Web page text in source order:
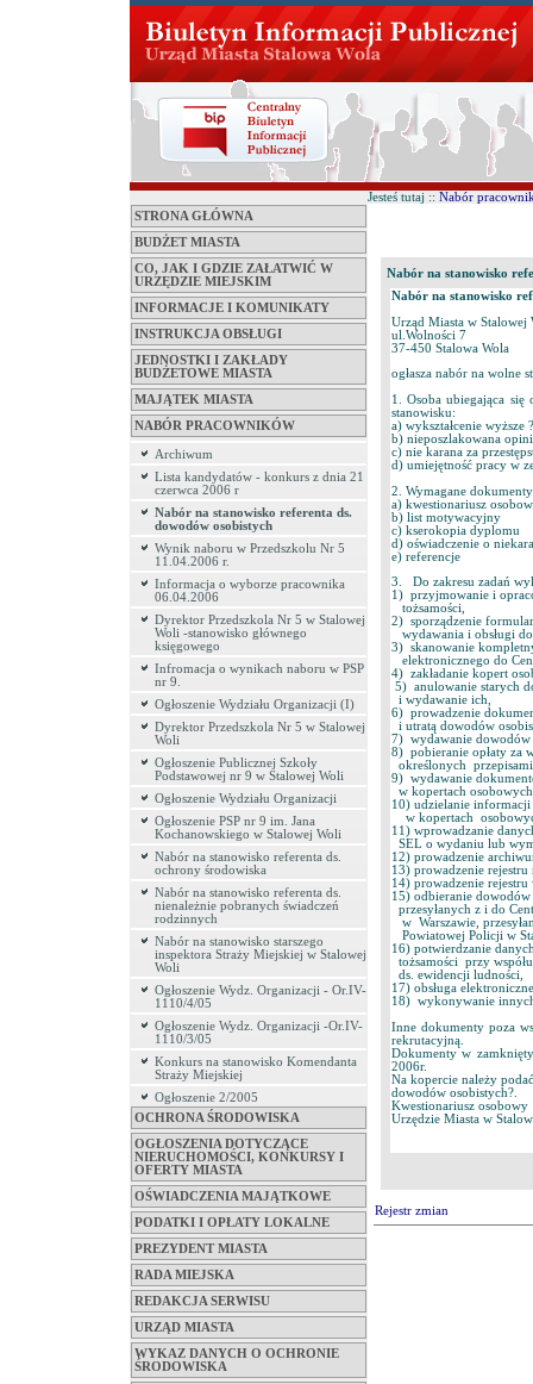
STRONA GŁÓWNA
BUDŻET MIASTA
CO, JAK I GDZIE ZAŁATWIĆ W
URZĘDZIE MIEJSKIM
INFORMACJE I KOMUNIKATY
INSTRUKCJA OBSŁUGI
JEDNOSTKI I ZAKŁADY
BUDŻETOWE MIASTA
MAJĄTEK MIASTA
NABÓR PRACOWNIKÓW
Archiwum
Lista kandydatów - konkurs z dnia 21
czerwca 2006 r
Nabór na stanowisko referenta ds.
dowodów osobistych
Wynik naboru w Przedszkolu Nr 5
11.04.2006 r.
Informacja o wyborze pracownika
06.04.2006
Dyrektor Przedszkola Nr 5 w Stalowej
Woli -stanowisko głównego
księgowego
Infromacja o wynikach naboru w PSP
nr 9.
Ogłoszenie Wydziału Organizacji (I)
Dyrektor Przedszkola Nr 5 w Stalowej
Woli
Ogłoszenie Publicznej Szkoły
Podstawowej nr 9 w Stalowej Woli
Ogłoszenie Wydziału Organizacji
Ogłoszenie PSP nr 9 im. Jana
Kochanowskiego w Stalowej Woli
Nabór na stanowisko referenta ds.
ochrony środowiska
Nabór na stanowisko referenta ds.
nienależnie pobranych świadczeń
rodzinnych
Nabór na stanowisko starszego
inspektora Straży Miejskiej w Stalowej
Woli
Ogłoszenie Wydz. Organizacji - Or.IV-
1110/4/05
Ogłoszenie Wydz. Organizacji -Or.IV-
1110/3/05
Konkurs na stanowisko Komendanta
Straży Miejskiej
Ogłoszenie 2/2005
OCHRONA ŚRODOWISKA
OGŁOSZENIA DOTYCZĄCE
NIERUCHOMOŚCI, KONKURSY I
OFERTY MIASTA
OŚWIADCZENIA MAJĄTKOWE
PODATKI I OPŁATY LOKALNE
PREZYDENT MIASTA
RADA MIEJSKA
REDAKCJA SERWISU
URZĄD MIASTA
WYKAZ DANYCH O OCHRONIE
ŚRODOWISKA
Jesteś tutaj :: Nabór
Nabór na stanowisko
Nabór na stanowisko
Urząd Miasta w Stalowej
ul.Wolności 7
37-450 Stalowa Wola
ogłasza nabór na wolne
1. Osoba ubiegająca się
stanowisku:
a) wykształcenie wyższe
b) nieposzlakowana
c) nie karana za
d) umiejętność pracy w
2. Wymagane
a) kwestionariusz
b) list motywacyjny
c) kserokopia dyplomu
d) oświadczenie o
e) referencje
3. Do zakresu zadań
1) przyjmowanie i
tożsamości,
2) sporządzenie
wydawania i obsługi
3) skanowanie
elektronicznego do
4) zakładanie kopert
5) anulowanie starych
i wydawanie ich,
6) prowadzenie
i utratą dowodów
7) wydawanie dowodów
8) pobieranie opłaty za
określonych przepisami
9) wydawanie
w kopertach
10) udzielanie
w kopertach
11) wprowadzanie
SEL o wydaniu lub
12) prowadzenie
13) prowadzenie
14) prowadzenie
15) odbieranie dowodów
przesyłanych z i do
w Warszawie,
Powiatowej Policji w
16) potwierdzanie
tożsamości przy
ds. ewidencji ludności,
17) obsługa
18) wykonywanie
Inne dokumenty poza
rekrutacyjną.
Dokumenty w
2006r.
Na kopercie należy
dowodów osobistych?.
Kwestionariusz
Urzędzie Miasta w
Rejestr zmian